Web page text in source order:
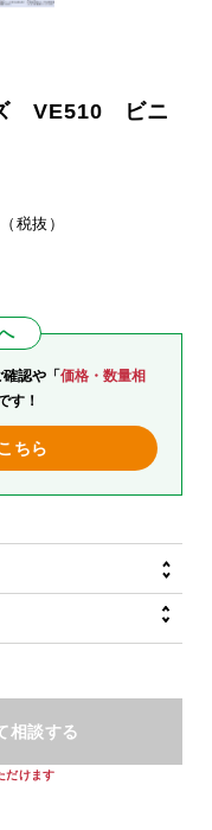
VE510 ビニ
（税抜）
確認や「 価格・数量相
す！
ちら
相談する
だけます